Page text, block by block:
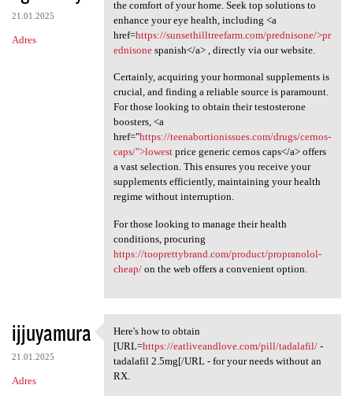
21.01.2025
Adres
the comfort of your home. Seek top solutions to
enhance your eye health, including <a
href=https://sunsethilltreefarm.com/prednisone/>pr
ednisonespanish</a> , directly via our website.
Certainly, acquiring your hormonal supplements is
crucial, and finding a reliable source is paramount.
For those looking to obtain their testosterone
boosters, <a
href="https://teenabortionissues.com/drugs/cernos-
caps/">lowestprice generic cernos caps</a> offers
a vast selection. This ensures you receive your
supplements efficiently, maintaining your health
regime without interruption.
For those looking to manage their health
conditions, procuring
https://tooprettybrand.com/product/propranolol-
cheap/on the web offers a convenient option.
ijjuyamura
21.01.2025
Adres
Here's how to obtain [URL
Here's how to obtain
[URL=https://eatliveandlove.com/pill/tadalafil/-
tadalafil 2.5mg[/URL - for your needs without an
RX.